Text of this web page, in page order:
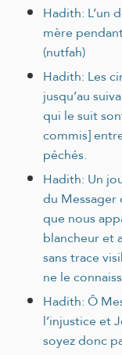
Hadith: L’un
mère
(nutfah)
Hadith: Les
jusqu’au
qui le suit
commis]
péchés.
Hadith: Un
du Messager
que nous
blancheur et
sans trace
ne le
Hadith: Ô
l’injustice et
soyez donc